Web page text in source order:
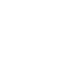
Impressive IM1848